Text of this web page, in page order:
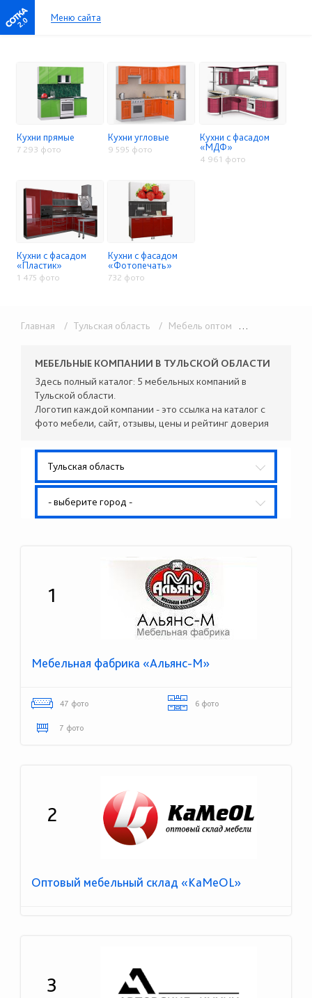
2.0 Меню сайта
Кухни прямые
7 293 фото
Кухни угловые
9 595 фото
Кухни с фасадом
«МДФ»
4 961 фото
Кухни с фасадом
«Пластик»
1 475 фото
Кухни с фасадом
«Фотопечать»
732 фото
Главная / Тульская область / Мебель оптом
МЕБЕЛЬНЫЕ КОМПАНИИ В ТУЛЬСКОЙ ОБЛАСТИ
Здесь полный каталог: 5 мебельных компаний в
Тульской области.
Логотип каждой компании - это ссылка на каталог с
фото мебели, сайт, отзывы, цены и рейтинг доверия
Тульская область
- выберите город -
1
Мебельная фабрика «Альянс-М»
47 фото 6 фото
7 фото
2
Оптовый мебельный склад «KaMeOL»
3